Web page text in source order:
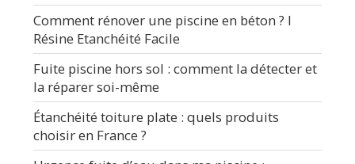
Comment rénover une piscine en béton ? I
Résine Etanchéité Facile
Fuite piscine hors sol : comment la détecter et
la réparer soi-même
Étanchéité toiture plate : quels produits
choisir en France ?